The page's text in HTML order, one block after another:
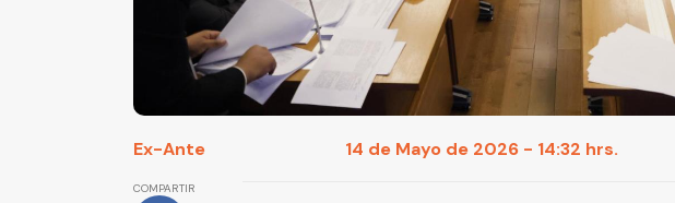
Ex-Ante 14 de Mayo de 2026 - 14:32 hrs.
COMPARTIR